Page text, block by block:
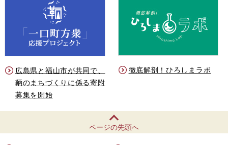
広島県と福山市が共同で、
鞆のまちづくりに係る寄附
募集を開始
徹底解剖！ひろしまラボ
ページの先頭へ